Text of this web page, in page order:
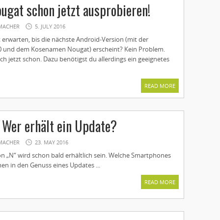
schon jetzt ausprobieren!
5. JULY 2016
bis die nächste Android-Version (mit der
dem Kosenamen Nougat) erscheint? Kein Problem.
jetzt schon. Dazu benötigst du allerdings ein geeignetes
READ MORE
erhält ein Update?
23. MAY 2016
„N“ wird schon bald erhältlich sein. Welche Smartphones
in den Genuss eines Updates ...
READ MORE